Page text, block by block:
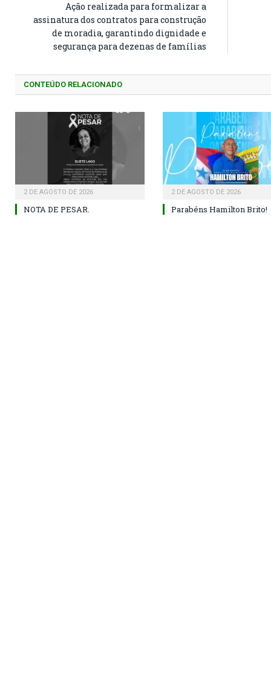
Ação realizada para formalizar a
assinatura dos contratos para construção
de moradia, garantindo dignidade e
segurança para dezenas de famílias
CONTEÚDO RELACIONADO
2 DE AGOSTO DE 2026
NOTA DE PESAR.
2 DE AGOSTO DE 2026
Parabéns Hamilton Brito!